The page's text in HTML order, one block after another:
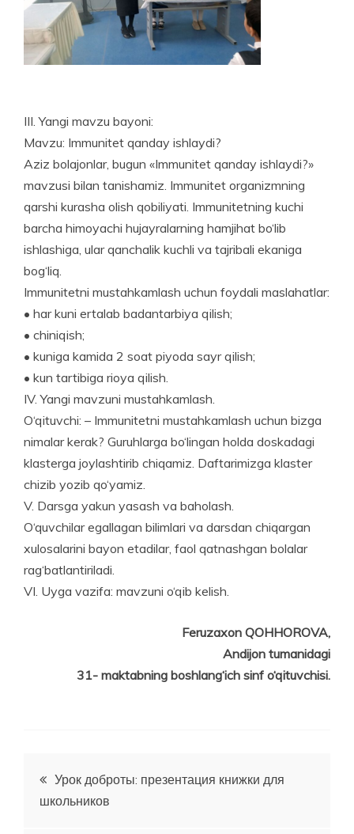
III. Yangi mavzu bayoni:
Mavzu: Immunitet qanday ishlaydi?
Aziz bolajonlar, bugun «Immunitet qanday ishlaydi?»
mavzusi bilan tanishamiz. Immunitet organizmning
qarshi kurasha olish qobiliyati. Immunitetning kuchi
barcha himoyachi hujayralarning hamjihat bo‘lib
ishlashiga, ular qanchalik kuchli va tajribali ekaniga
bog‘liq.
Immunitetni mustahkamlash uchun foydali maslahatlar:
• har kuni ertalab badantarbiya qilish;
• chiniqish;
• kuniga kamida 2 soat piyoda sayr qilish;
• kun tartibiga rioya qilish.
IV. Yangi mavzuni mustahkamlash.
O‘qituvchi: – Immunitetni mustahkamlash uchun bizga
nimalar kerak? Guruhlarga bo‘lingan holda doskadagi
klasterga joylashtirib chiqamiz. Daftarimizga klaster
chizib yozib qo‘yamiz.
V. Darsga yakun yasash va baholash.
O‘quvchilar egallagan bilimlari va darsdan chiqargan
xulosalarini ba­yon etadilar, faol qatnashgan bolalar
rag‘batlantiriladi.
VI. Uyga vazifa: mavzuni o‘qib kelish.
Feruzaxon QOHHOROVA,
Andijon tumanidagi
31- maktabning boshlang‘ich sinf o‘qituvchisi.
Post
menyusi
Урок доброты: презентация книжки для
школьников